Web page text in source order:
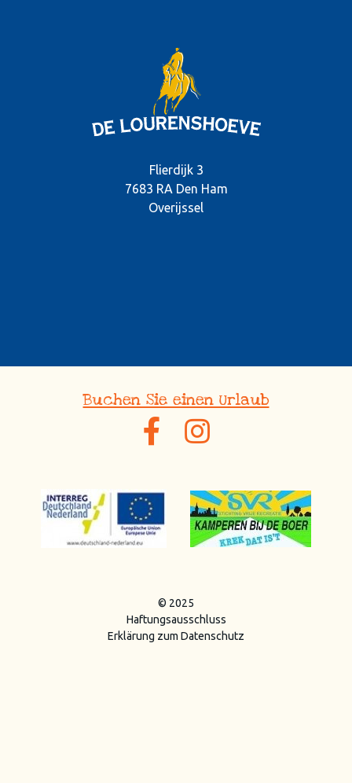
Flierdijk 3
7683 RA Den Ham
Overijssel
Buchen Sie einen Urlaub
© 2025
Haftungsausschluss
Erklärung zum Datenschutz